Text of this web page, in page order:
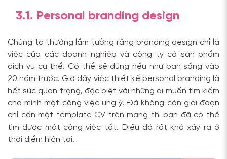
3.1. Personal branding design
Chúng ta thường lầm tưởng rằng branding design chỉ là
việc của các doanh nghiệp và công ty có sản phẩm
dịch vụ cụ thể. Có thể sẽ đúng nếu như bạn sống vào
20 năm trước. Giờ đây việc thiết kế personal branding là
hết sức quan trọng, đặc biệt với những ai muốn tìm kiếm
cho mình một công việc ưng ý. Đã không còn giai đoạn
chỉ cần một template CV trên mạng thì bạn đã có thể
tìm được một công việc tốt. Điều đó rất khó xảy ra ở
thời điểm hiện tại.